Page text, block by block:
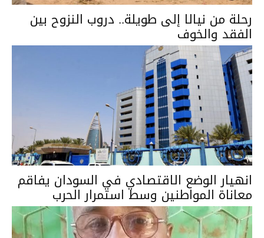
رحلة من نيالا إلى طويلة.. دروب النزوح بين
الفقد والخوف
انهيار الوضع الاقتصادي في السودان يفاقم
معاناة المواطنين وسط استمرار الحرب